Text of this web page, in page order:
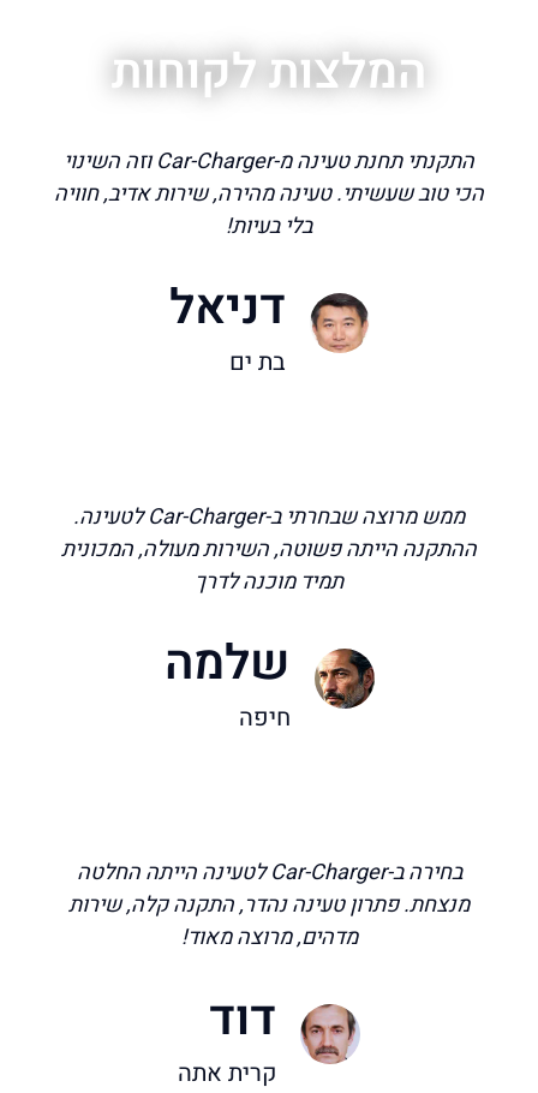
המלצות לקוחות
התקנתי תחנת טעינה מ-Car-Charger וזה השינוי
הכי טוב שעשיתי. טעינה מהירה, שירות אדיב, חוויה
בלי בעיות!
דניאל
בת ים
ממש מרוצה שבחרתי ב-Car-Charger לטעינה.
ההתקנה הייתה פשוטה, השירות מעולה, המכונית
תמיד מוכנה לדרך
שלמה
חיפה
בחירה ב-Car-Charger לטעינה הייתה החלטה
מנצחת. פתרון טעינה נהדר, התקנה קלה, שירות
מדהים, מרוצה מאוד!
דוד
קרית אתה